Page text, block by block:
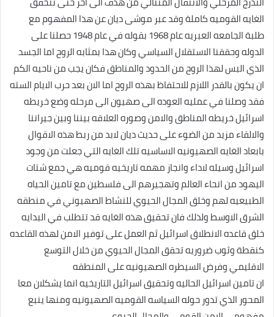
الغايه القوميه كاملة وقد عبر موشى ديان عن هذا المفهوم مع
طلبة الجامعه العبريه عام 1968 بقوله في عام 1948 حصلنا على
الدوله وحققنا الاستقلال السياسي وكان هذا بمثابه الروح اما الجسد
الذي البس لهذا الروح من الحدود والمناطق فكان يجب من ناحيه الكم
ان يكون بالقدر اللازم للاحتفاظ بهذه الروح اما الان بعد حرب الايام السته
فقد وصلنا في عمليه العوده الى صهيون الى مرحله وضع خريطه
اسرائيل خريطه المناطق والامن وصوره العلاقه بيننا وبين جيراننا
والالقاء مزيد من الضوء على حديث ديان لابد من ربط هذه الاقوال
بابعاد الغايه الصهيونيه الاساسيه تلك الغايه التي جعلت من وجود
اسرائيل وسيله لاداء وانجاز مهمه تاريخيه قوميه هي جمع شتات
اليهود من انحاء العالم وتهجيرهم الى فلسطين مع تامين الحياه
الطبيعيه لهم وخلق المجال الحيوي للنشاط الصهيوني في منطقه
الشرق الاوسط ولذلك فان تحقيق هذه الغايه قد تتطلب في البدايه
خلق قاعده الانطلاق اسرائيل ثم العمل على توفير الامن لهذه القاعده
كنقطة وثوب ضروريه تحقق المجال الحيوي من خلال التوسع
الاقليمي وفرض السيطره الصهيونيه على المنطقه
ان تامين اسرائيل الحاليه وتحقيق اسرائيل التاريخيه انما يشكلان معا
المحور الذي تدور حوله السياسه القوميه الصهيونيه ومنها ينبع